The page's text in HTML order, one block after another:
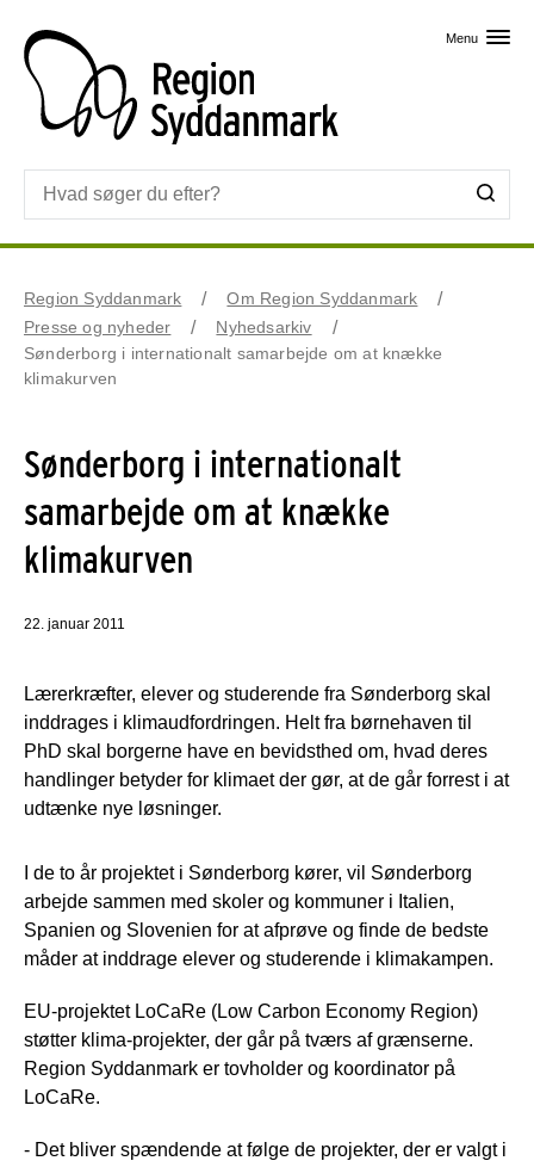
Menu
Region Syddanmark
Om Region Syddanmark
Presse og nyheder
Nyhedsarkiv
Sønderborg i internationalt samarbejde om at knække
klimakurven
Sønderborg i internationalt
samarbejde om at knække
klimakurven
22. januar 2011
Lærerkræfter, elever og studerende fra Sønderborg skal
inddrages i klimaudfordringen. Helt fra børnehaven til
PhD skal borgerne have en bevidsthed om, hvad deres
handlinger betyder for klimaet der gør, at de går forrest i at
udtænke nye løsninger.
I de to år projektet i Sønderborg kører, vil Sønderborg
arbejde sammen med skoler og kommuner i Italien,
Spanien og Slovenien for at afprøve og finde de bedste
måder at inddrage elever og studerende i klimakampen.
EU-projektet LoCaRe (Low Carbon Economy Region)
støtter klima-projekter, der går på tværs af grænserne.
Region Syddanmark er tovholder og koordinator på
LoCaRe.
- Det bliver spændende at følge de projekter, der er valgt i